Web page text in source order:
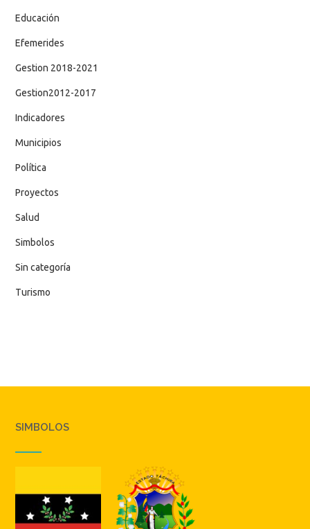
Educación
Efemerides
Gestion 2018-2021
Gestion2012-2017
Indicadores
Municipios
Política
Proyectos
Salud
Simbolos
Sin categoría
Turismo
SIMBOLOS